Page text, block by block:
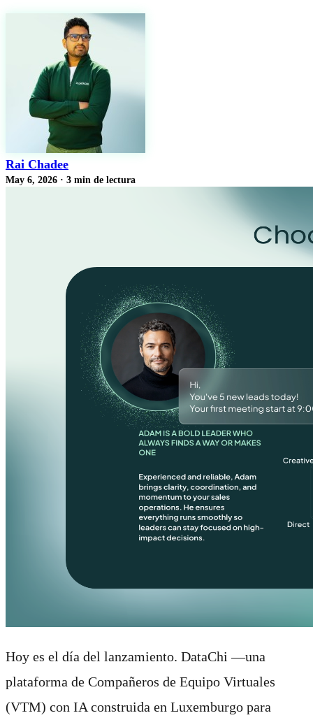
Rai Chadee
May 6, 2026 · 3 min de lectura
Hoy es el día del lanzamiento. DataChi —una
plataforma de Compañeros de Equipo Virtuales
(VTM) con IA construida en Luxemburgo para